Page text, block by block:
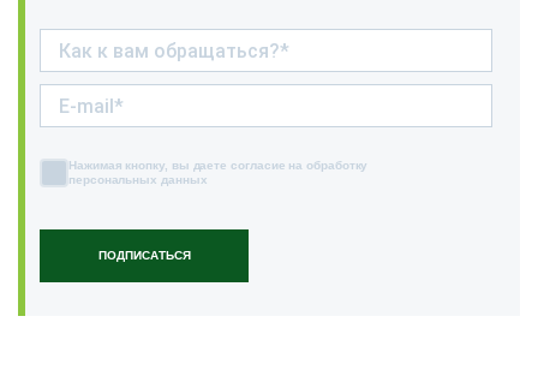
ПОДПИСАТЬСЯ
Нажимая кнопку, вы даете согласие на обработку
персональных данных